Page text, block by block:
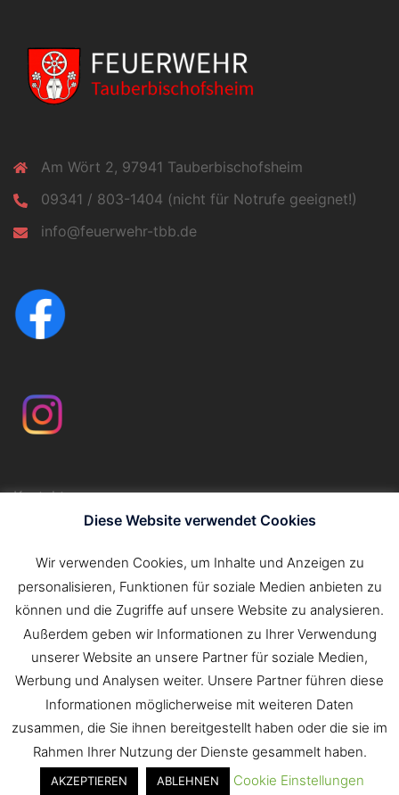
Am Wört 2, 97941 Tauberbischofsheim
09341 / 803-1404 (nicht für Notrufe geeignet!)
info@feuerwehr-tbb.de
Kontakt
Impressum
Suchen
nach:
Diese Website verwendet Cookies
Wir verwenden Cookies, um Inhalte und Anzeigen zu
personalisieren, Funktionen für soziale Medien anbieten zu
können und die Zugriffe auf unsere Website zu analysieren.
Außerdem geben wir Informationen zu Ihrer Verwendung
unserer Website an unsere Partner für soziale Medien,
Werbung und Analysen weiter. Unsere Partner führen diese
Informationen möglicherweise mit weiteren Daten
zusammen, die Sie ihnen bereitgestellt haben oder die sie im
Rahmen Ihrer Nutzung der Dienste gesammelt haben.
AKZEPTIEREN ABLEHNEN Cookie Einstellungen